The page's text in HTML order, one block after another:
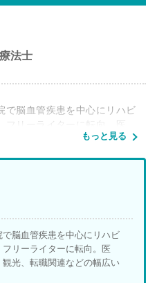
法士
で脳血管疾患を中心にリハビ
フリーライターに転向。医
観光、転職関連などの幅広い
する上で、大切にしている
意識しています。
もっと見る
脳血管疾患を中心にリハビ
リーライターに転向。医
光、転職関連などの幅広い